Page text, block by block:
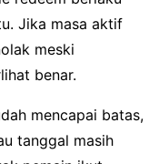
Jika masa aktif
meski
benar.
mencapai batas,
tanggal masih